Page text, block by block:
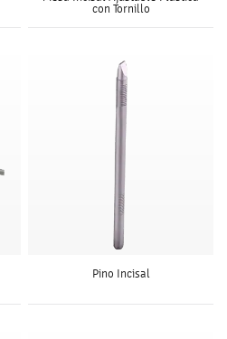
con Tornillo
Pino Incisal